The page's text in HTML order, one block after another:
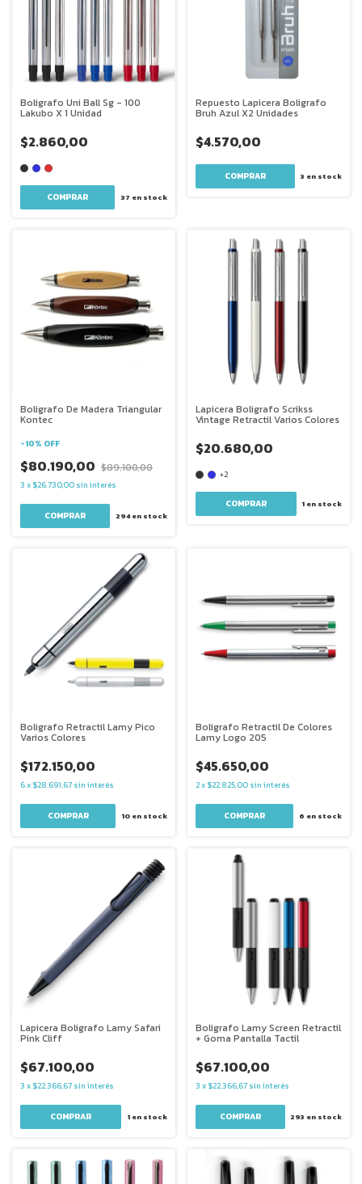
Boligrafo Uni Ball Sg - 100
Lakubo X 1 Unidad
$2.860,00
COMPRAR 37 en stock
Repuesto Lapicera Boligrafo
Bruh Azul X2 Unidades
$4.570,00
3 en stock
Boligrafo De Madera Triangular
Kontec
-10% OFF
$80.190,00 $89.100,00
3 x $26.730,00 sin interés
294en stock
Lapicera Boligrafo Scrikss
Vintage Retractil Varios Colores
$20.680,00
+2
COMPRAR 1 en stock
Boligrafo Retractil Lamy Pico
Varios Colores
$172.150,00
6x $28.691,67 sin interés
10en stock
Boligrafo Retractil De Colores
Lamy Logo 205
$45.650,00
2x $22.825,00 sin interés
6 en stock
Lapicera Boligrafo Lamy Safari
Pink Cliff
$67.100,00
3 x $22.366,67 sin interés
1en stock
Boligrafo Lamy Screen Retractil
+ Goma Pantalla Tactil
$67.100,00
3 x $22.366,67 sin interés
293 en stock